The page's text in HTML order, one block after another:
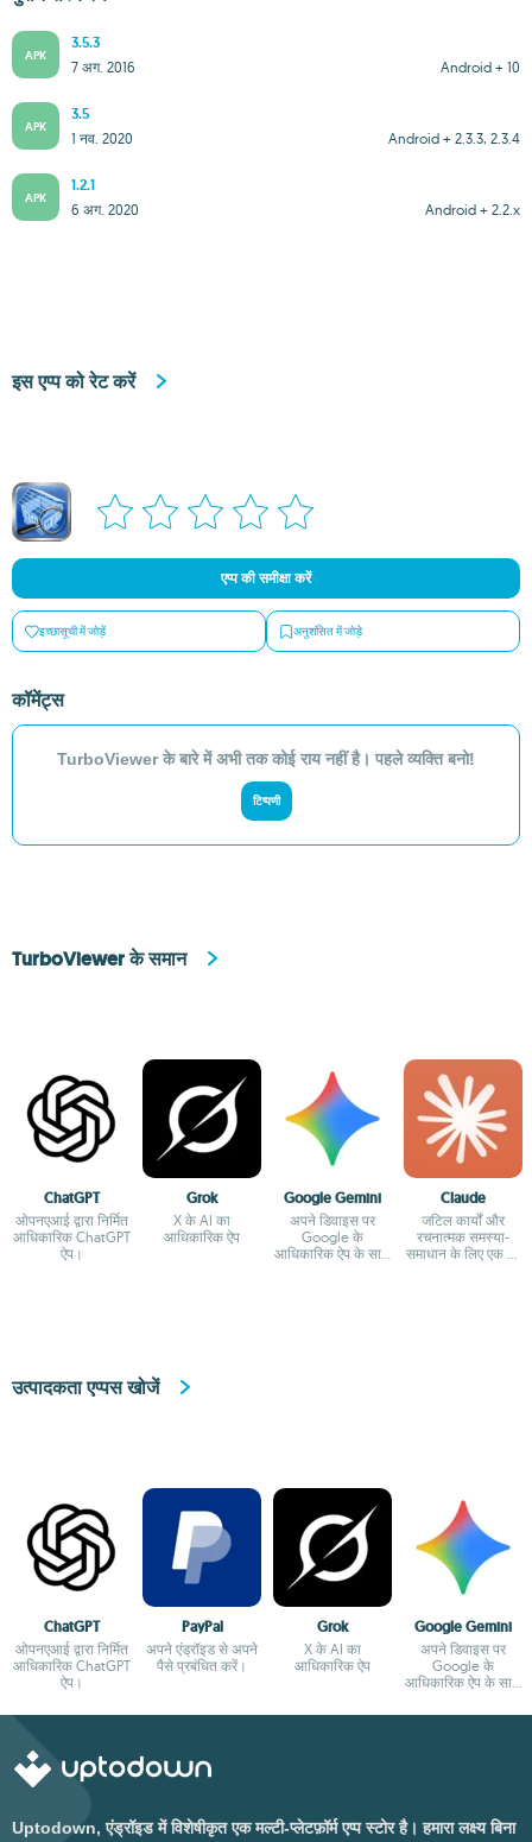
APK
3.5.3
Android + 10
7 अग. 2016
APK
3.5
Android + 2.3.3, 2.3.4
1 नव. 2020
APK
1.2.1
Android + 2.2.x
6 अग. 2020
इस एप्प को रेट करें
एप्प की समीक्षा करें
इच्छासूची में जोड़ें अनुशंसित में जोड़े
कॉमेंट्स
TurboViewer के बारे में अभी तक कोई राय नहीं है। पहले व्यक्ति बनो!
टिप्पणी
TurboViewer के समान
ChatGPT
ओपनएआई द्वारा निर्मित
आधिकारिक ChatGPT
ऐप।
Grok
X के AI का
आधिकारिक ऐप
Google Gemini
अपने डिवाइस पर
Google के
आधिकारिक ऐप के साथ
Claude
जटिल कार्यों और
रचनात्मक समस्या-
समाधान के लिए एक AI
उत्पादकता एप्पस खोजें
ChatGPT
ओपनएआई द्वारा निर्मित
आधिकारिक ChatGPT
ऐप।
PayPal
अपने एंड्रॉइड से अपने
पैसे प्रबंधित करें।
Grok
X के AI का
आधिकारिक ऐप
Google Gemini
अपने डिवाइस पर
Google के
आधिकारिक ऐप के साथ
आनंद लें
Uptodown, एंड्रॉइड में विशेषीकृत एक मल्टी-प्लेटफ़ॉर्म एप्प स्टोर है। हमारा लक्ष्य बिना